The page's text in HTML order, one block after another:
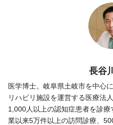
長谷
医学博士。岐阜県土岐市を中心
リハビリ施設を運営する医療法
1,000人以上の認知症患者を診
業以来5万件以上の訪問診療、